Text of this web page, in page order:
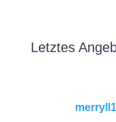
Letztes